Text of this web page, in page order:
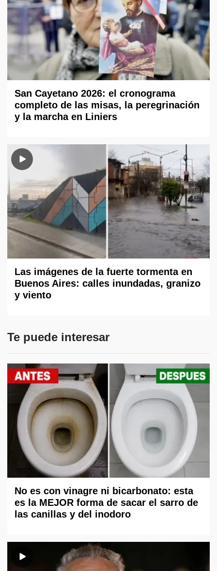
San Cayetano 2026: el cronograma
completo de las misas, la peregrinación
y la marcha en Liniers
Las imágenes de la fuerte tormenta en
Buenos Aires: calles inundadas, granizo
y viento
Te puede interesar
No es con vinagre ni bicarbonato: esta
es la MEJOR forma de sacar el sarro de
las canillas y del inodoro